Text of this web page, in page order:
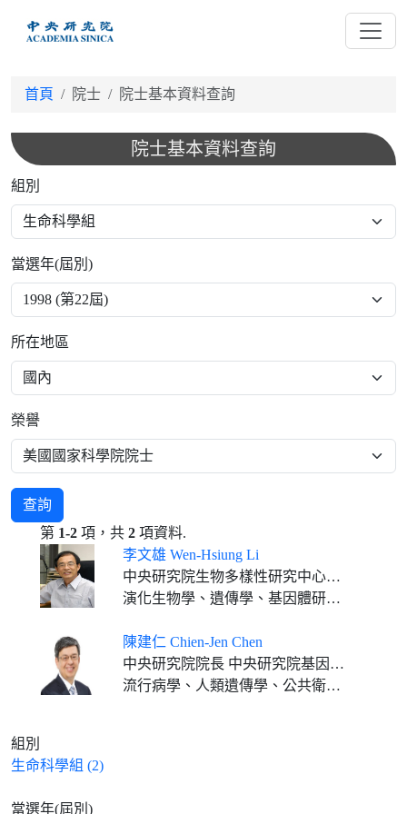
首頁 院士 院士基本資料查詢
院士基本資料查詢
組別
當選年(屆別)
所在地區
榮譽
查詢
第 1-2 項，共 2 項資料.
李文雄 Wen-Hsiung Li
中央研究院生物多樣性研究中心特聘研究員
演化生物學、遺傳學、基因體研究、生物資訊
陳建仁 Chien-Jen Chen
中央研究院院長 中央研究院基因體研究中心特聘研究員
流行病學、人類遺傳學、公共衛生、預防醫學
組別
生命科學組 (2)
當選年(屆別)